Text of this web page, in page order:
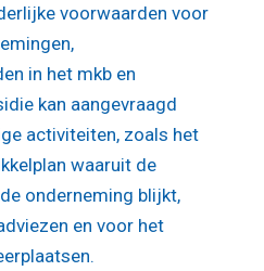
voorwaarden voor
in het mkb en
kan aangevraagd
activiteiten, zoals het
waaruit de
onderneming blijkt,
en voor het